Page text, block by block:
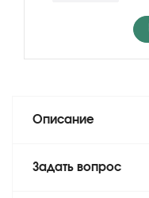
Описание
Задать вопрос